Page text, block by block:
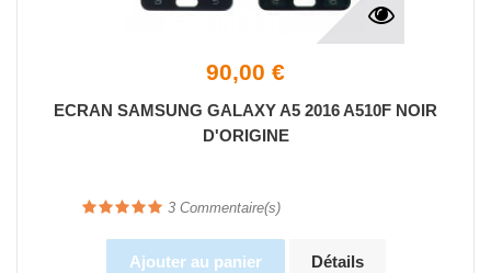
90,00 €
ECRAN SAMSUNG GALAXY A5 2016 A510F NOIR
D'ORIGINE
3 Commentaire(s)
Ajouter au panier Détails